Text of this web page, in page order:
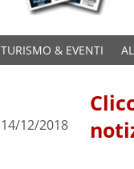
TURISMO & EVENTI
14/12/2018